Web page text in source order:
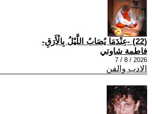
(22) -عِنْدَمَا يُصَابُ اللَّيْلُ بِالْأَرَقِ-
فاطمة شاوتي
2026 / 8 / 7
الادب والفن